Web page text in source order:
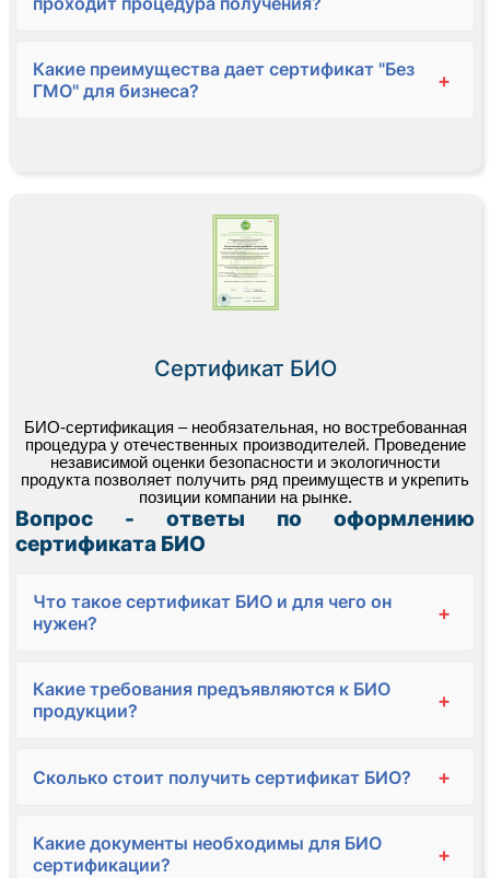
Какие преимущества дает сертификат "Без
ГМО" для бизнеса?
+
Сертификат БИО
БИО-сертификация – необязательная, но востребованная
процедура у отечественных производителей. Проведение
независимой оценки безопасности и экологичности
продукта позволяет получить ряд преимуществ и укрепить
позиции компании на рынке.
Вопрос - ответы по оформлению
сертификата БИО
Что такое сертификат БИО и для чего он
нужен?
+
Какие требования предъявляются к БИО
продукции?
+
Сколько стоит получить сертификат БИО? +
Какие документы необходимы для БИО
сертификации?
+